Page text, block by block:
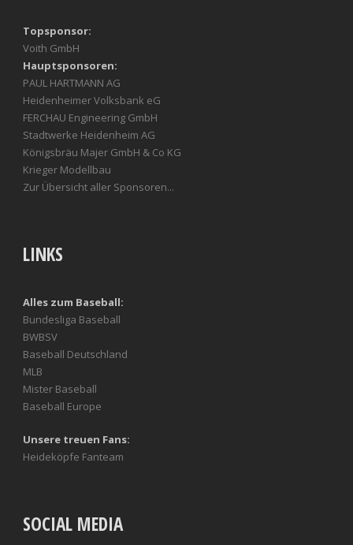
Topsponsor:
Voith GmbH
Hauptsponsoren:
PAUL HARTMANN AG
Heidenheimer Volksbank eG
FERCHAU Engineering GmbH
Stadtwerke Heidenheim AG
Königsbräu Majer GmbH & Co KG
Krieger Modellbau
Zur Übersicht aller Sponsoren...
LINKS
Alles zum Baseball:
Bundesliga Baseball
BWBSV
Baseball Deutschland
MLB
Mister Baseball
Baseball Europe
Unsere treuen Fans:
Heideköpfe Fanteam
SOCIAL MEDIA